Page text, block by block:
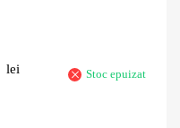
lei Stoc epuizat